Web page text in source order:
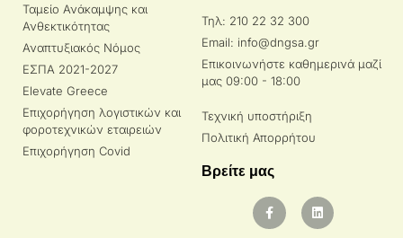
Ταμείο Ανάκαμψης και
Ανθεκτικότητας
Αναπτυξιακός Νόμος
ΕΣΠΑ 2021-2027
Elevate Greece
Επιχορήγηση λογιστικών και
φοροτεχνικών εταιρειών
Επιχορήγηση Covid
Τηλ: 210 22 32 300
Email: info@dngsa.gr
Επικοινωνήστε καθημερινά μαζί
μας 09:00 - 18:00
Τεχνική υποστήριξη
Πολιτική Απορρήτου
Βρείτε μας